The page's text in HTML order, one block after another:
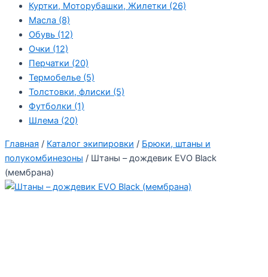
Куртки, Моторубашки, Жилетки (26)
Масла (8)
Обувь (12)
Очки (12)
Перчатки (20)
Термобелье (5)
Толстовки, флиски (5)
Футболки (1)
Шлема (20)
Главная / Каталог экипировки / Брюки, штаны и
полукомбинезоны / Штаны – дождевик EVO Black
(мембрана)